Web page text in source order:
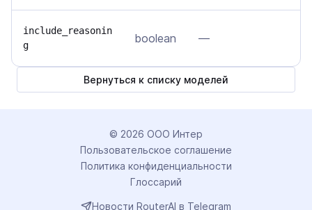
include_reasonin
g
boolean —
Вернуться к списку моделей
© 2026 ООО Интер
Новости RouterAI в Telegram
Пользовательское соглашение
Политика конфиденциальности
Глоссарий